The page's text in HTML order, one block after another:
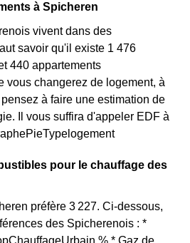
à Spicheren
vivent dans des
savoir qu'il existe 1 476
440 appartements
vous changerez de logement, à
à faire une estimation de
Il vous suffira d'appeler EDF à
pour le chauffage des
préfère 3 227. Ci-dessous,
des Spicherenois : *
% * Gaz de